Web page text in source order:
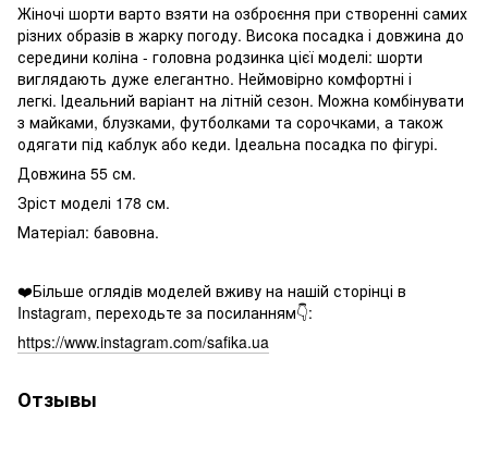
Жіночі шорти варто взяти на озброєння при створенні самих
різних образів в жарку погоду. Висока посадка і довжина до
середини коліна - головна родзинка цієї моделі: шорти
виглядають дуже елегантно. Неймовірно комфортні і
легкі. Ідеальний варіант на літній сезон. Можна комбінувати
з майками, блузками, футболками та сорочками, а також
одягати під каблук або кеди. Ідеальна посадка по фігурі.
Довжина 55 см.
Зріст моделі 178 см.
Матеріал: бавовна.
❤️Більше оглядів моделей вживу на нашій сторінці в
Instagram, переходьте за посиланням👇:
https://www.instagram.com/safika.ua
Отзывы